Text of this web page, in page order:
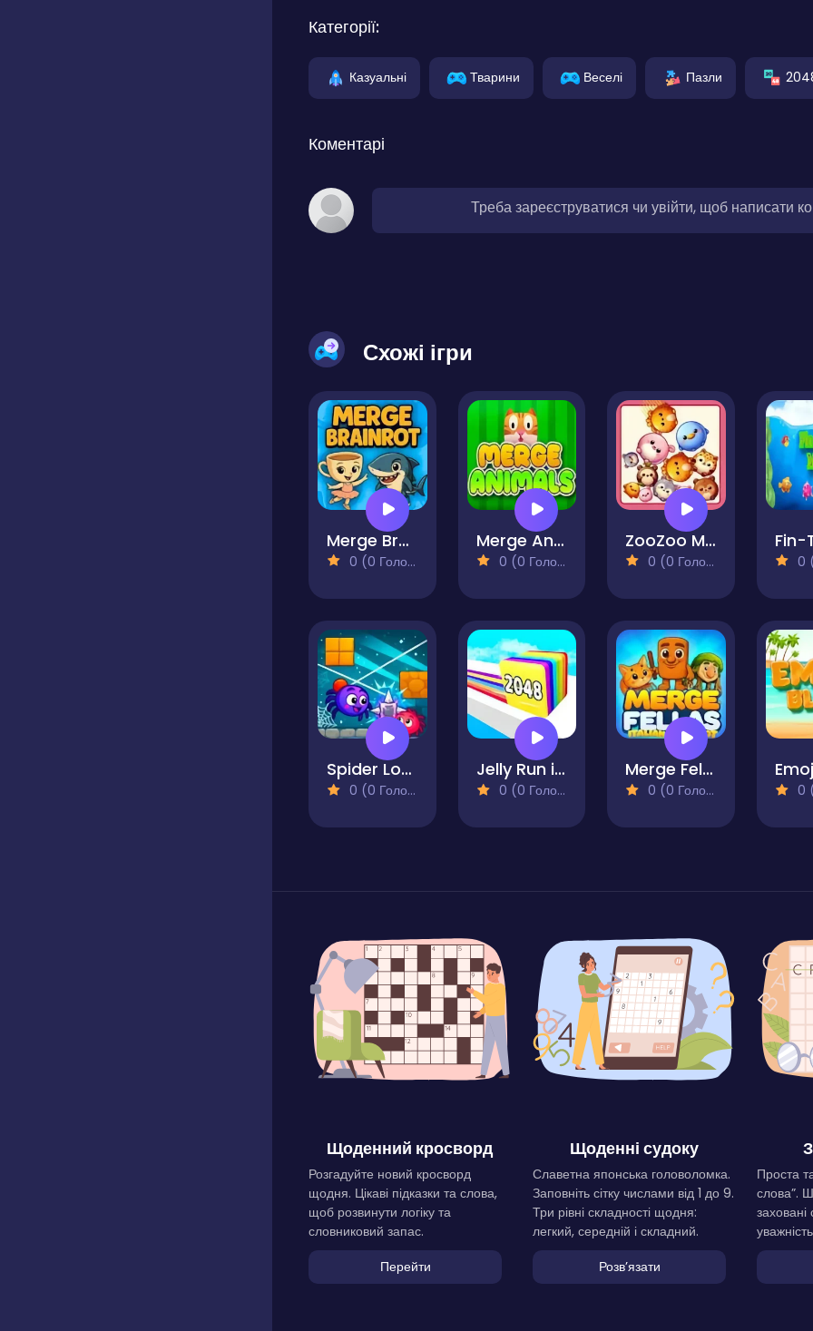
Категорії:
Казуальні Тварини Веселі Пазли
Коментарі
Треба зареєструватися чи увійти, щоб написати
Схожі ігри
Merge Brainrot
0 (0 Голосів)
Merge Animals
0 (0 Голосів)
ZooZoo Merge
0 (0 Голосів) 0
Spider Love
0 (0 Голосів)
Jelly Run in 2048
0 (0 Голосів)
Merge Fellas Italian Brainrot
0 (0 Голосів) 0
Щоденний кросворд
Розгадуйте новий кросворд
щодня. Цікаві підказки та слова,
щоб розвинути логіку та
словниковий запас.
Перейти
Щоденні судоку
Славетна японська головоломка.
Заповніть сітку числами від 1 до 9.
Три рівні складності щодня:
легкий, середній і складний.
Розвʼязати
Проста
слова”.
заховані